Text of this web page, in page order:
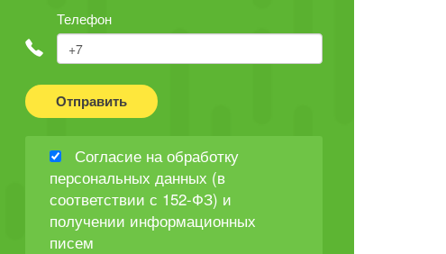
Телефон
Отправить
Согласие на обработку
персональных данных (в
соответствии с 152-ФЗ) и
получении информационных
писем